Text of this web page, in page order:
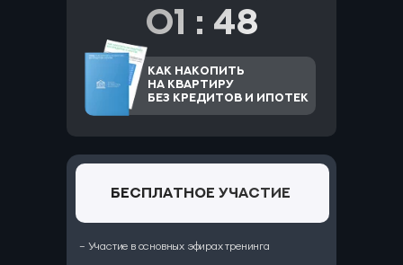
Бесплатное участие
— Участие в основных эфирах тренинга
01 : 47
Как накопить
на квартиру
без кредитов и ипотек